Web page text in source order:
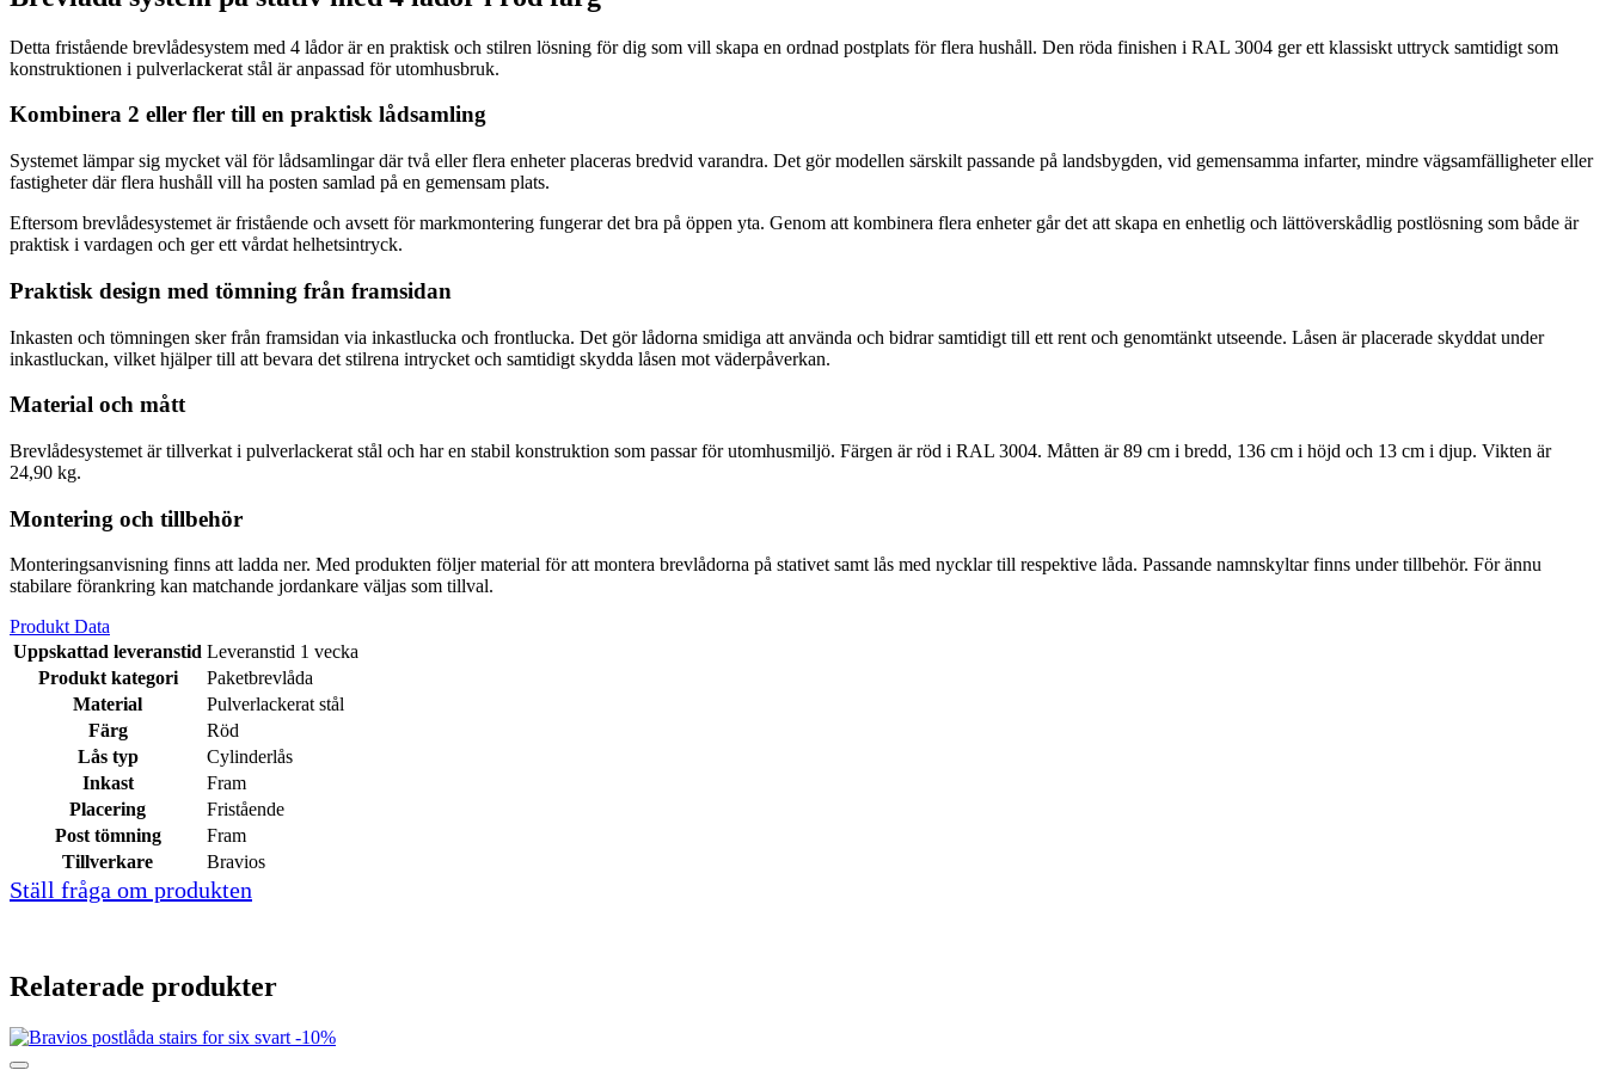
Detta fristående brevlådesystem med 4 lådor är en praktisk och stilren lösning för dig som vill skapa en ordnad postplats för flera hushåll. Den röda finishen i RAL 3004 ger ett klassiskt uttryck samtidigt som
konstruktionen i pulverlackerat stål är anpassad för utomhusbruk.
Kombinera 2 eller fler till en praktisk lådsamling
Systemet lämpar sig mycket väl för lådsamlingar där två eller flera enheter placeras bredvid varandra. Det gör modellen särskilt passande på landsbygden, vid gemensamma infarter, mindre vägsamfälligheter eller
fastigheter där flera hushåll vill ha posten samlad på en gemensam plats.
Eftersom brevlådesystemet är fristående och avsett för markmontering fungerar det bra på öppen yta. Genom att kombinera flera enheter går det att skapa en enhetlig och lättöverskådlig postlösning som både är
praktisk i vardagen och ger ett vårdat helhetsintryck.
Praktisk design med tömning från framsidan
Inkasten och tömningen sker från framsidan via inkastlucka och frontlucka. Det gör lådorna smidiga att använda och bidrar samtidigt till ett rent och genomtänkt utseende. Låsen är placerade skyddat under
inkastluckan, vilket hjälper till att bevara det stilrena intrycket och samtidigt skydda låsen mot väderpåverkan.
Material och mått
Brevlådesystemet är tillverkat i pulverlackerat stål och har en stabil konstruktion som passar för utomhusmiljö. Färgen är röd i RAL 3004. Måtten är 89 cm i bredd, 136 cm i höjd och 13 cm i djup. Vikten är
24,90 kg.
Montering och tillbehör
Monteringsanvisning finns att ladda ner. Med produkten följer material för att montera brevlådorna på stativet samt lås med nycklar till respektive låda. Passande namnskyltar finns under tillbehör. För ännu
stabilare förankring kan matchande jordankare väljas som tillval.
Produkt Data
Uppskattad leveranstid Leveranstid 1 vecka
Produkt kategori
Paketbrevlåda
Material
Pulverlackerat stål
Färg
Röd
Lås typ
Cylinderlås
Inkast
Fram
Placering
Fristående
Post tömning
Fram
Tillverkare
Bravios
Ställ fråga om produkten
Relaterade produkter
-10%